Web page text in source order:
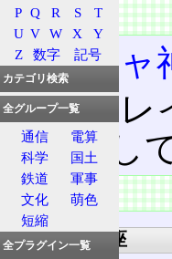
神話
ギリシャ
アストレ
を判断し
資料
隣接する星座
P Q R S
T
U V W X
Y
Z
数字 記号
カテゴリ検索
全グループ一覧
通信
電算
科学
国土
鉄道
軍事
文化
萌色
短縮
全プラグイン一覧